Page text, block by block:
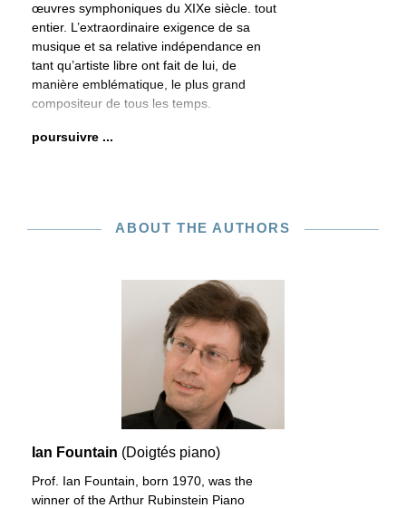
œuvres symphoniques du XIXe siècle. tout
entier. L’extraordinaire exigence de sa
musique et sa relative indépendance en
tant qu’artiste libre ont fait de lui, de
manière emblématique, le plus grand
compositeur de tous les temps.
poursuivre ...
ABOUT THE AUTHORS
Ian Fountain (Doigtés piano)
Prof. Ian Fountain, born 1970, was the
winner of the Arthur Rubinstein Piano